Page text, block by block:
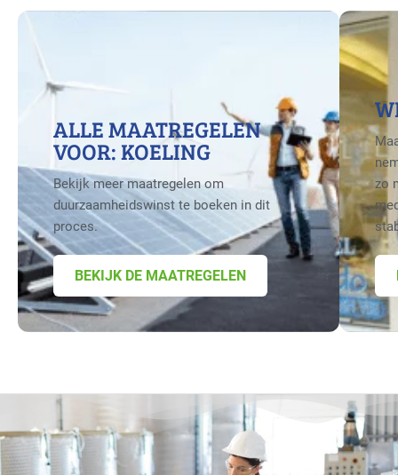
ALLE MAATREGELEN
VOOR: KOELING
Bekijk meer maatregelen om
duurzaamheidswinst te boeken in dit
proces.
BEKIJK DE MAATREGELEN
zo